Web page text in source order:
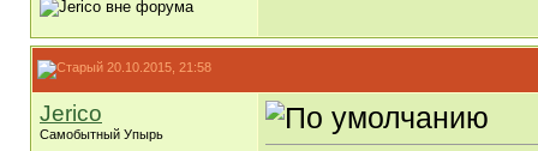
20.10.2015, 21:58
Jerico
Самобытный Упырь